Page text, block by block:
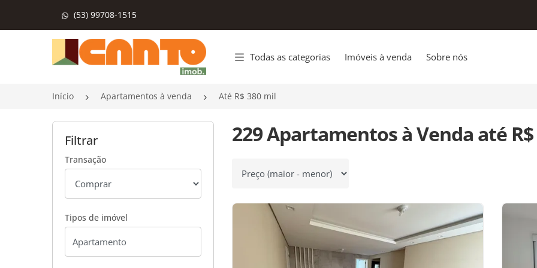
(53) 99708-1515
Página inicial
Todas as categorias Imóveis à venda Sobre nós
Início Apartamentos à venda Até R$ 380 mil
Filtrar
Transação
Tipos de imóvel
229 Apartamentos à Venda até
Ordenar por